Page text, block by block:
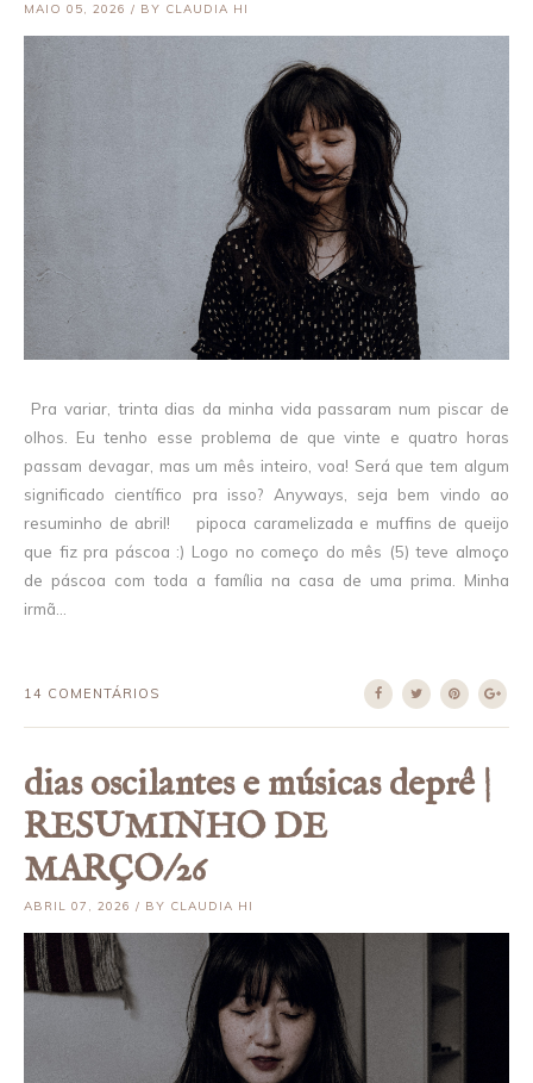
MAIO 05, 2026 / BY CLAUDIA HI
Pra variar, trinta dias da minha vida passaram num piscar de
olhos. Eu tenho esse problema de que vinte e quatro horas
passam devagar, mas um mês inteiro, voa! Será que tem algum
significado científico pra isso? Anyways, seja bem vindo ao
resuminho de abril! pipoca caramelizada e muffins de queijo
que fiz pra páscoa :) Logo no começo do mês (5) teve almoço
de páscoa com toda a família na casa de uma prima. Minha
irmã...
14 COMENTÁRIOS
dias oscilantes e músicas deprê |
RESUMINHO DE
MARÇO/26
ABRIL 07, 2026 / BY CLAUDIA HI